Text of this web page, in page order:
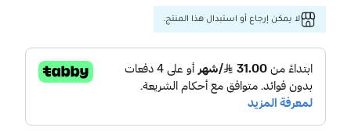
لا يمكن إرجاع أو استبدال هذا المنتج.